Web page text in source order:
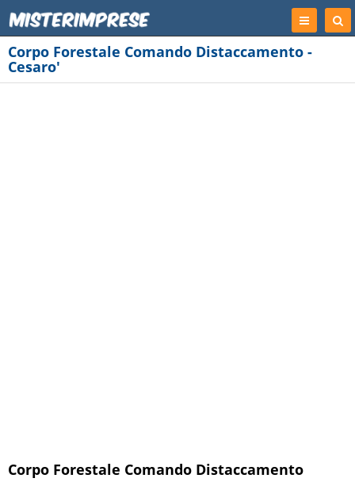
Registrati
Corpo Forestale Comando Distaccamento -
Cesaro'
Corpo Forestale Comando Distaccamento